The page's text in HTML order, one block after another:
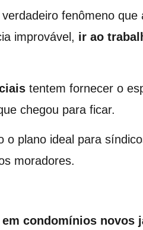
fenômeno que
improvável, ir ao
tentem fornecer o
chegou para ficar.
o plano ideal para
moradores.
condomínios novos